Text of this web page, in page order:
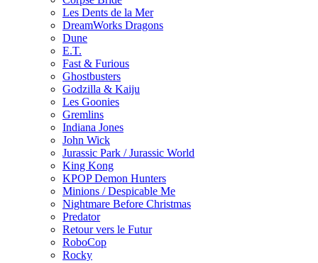
Les Dents de la Mer
DreamWorks Dragons
Dune
E.T.
Fast & Furious
Ghostbusters
Godzilla & Kaiju
Les Goonies
Gremlins
Indiana Jones
John Wick
Jurassic Park / Jurassic World
King Kong
KPOP Demon Hunters
Minions / Despicable Me
Nightmare Before Christmas
Predator
Retour vers le Futur
RoboCop
Rocky